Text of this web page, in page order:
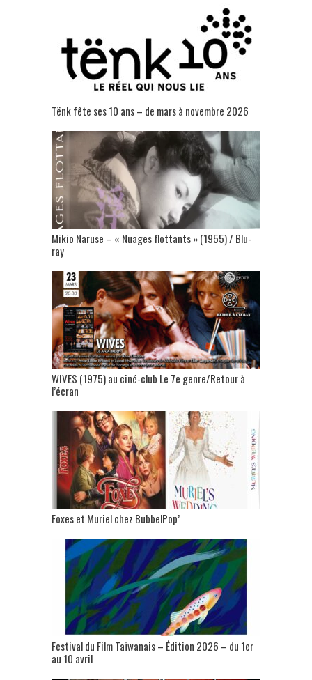
Tënk fête ses 10 ans – de mars à novembre 2026
Mikio Naruse – « Nuages flottants » (1955) / Blu-
ray
WIVES (1975) au ciné-club Le 7e genre/Retour à
l’écran
Foxes et Muriel chez BubbelPop’
Festival du Film Taïwanais – Édition 2026 – du 1er
au 10 avril